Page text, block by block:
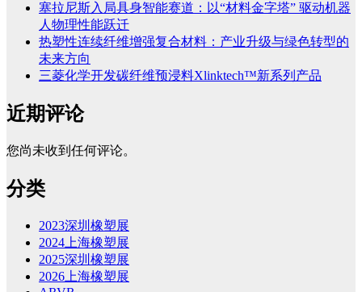
塞拉尼斯入局具身智能赛道：以“材料金字塔” 驱动机器
人物理性能跃迁
热塑性连续纤维增强复合材料：产业升级与绿色转型的
未来方向
三菱化学开发碳纤维预浸料Xlinktech™新系列产品
近期评论
您尚未收到任何评论。
分类
2023深圳橡塑展
2024上海橡塑展
2025深圳橡塑展
2026上海橡塑展